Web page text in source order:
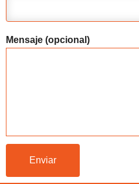
Mensaje (opcional)